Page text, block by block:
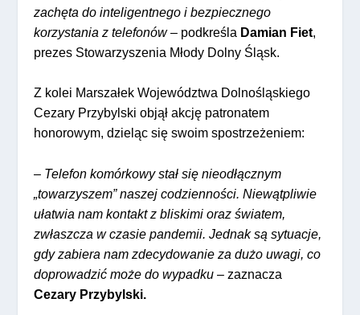
zachęta do inteligentnego i bezpiecznego
korzystania z telefonów– podkreśla Damian Fiet,
prezes Stowarzyszenia Młody Dolny Śląsk.
Z kolei Marszałek Województwa Dolnośląskiego
Cezary Przybylski objął akcję patronatem
honorowym, dzieląc się swoim spostrzeżeniem:
– Telefon komórkowy stał się nieodłącznym
„towarzyszem” naszej codzienności. Niewątpliwie
ułatwia nam kontakt z bliskimi oraz światem,
zwłaszcza w czasie pandemii. Jednak są sytuacje,
gdy zabiera nam zdecydowanie za dużo uwagi, co
doprowadzić może do wypadku – zaznacza
Cezary Przybylski.